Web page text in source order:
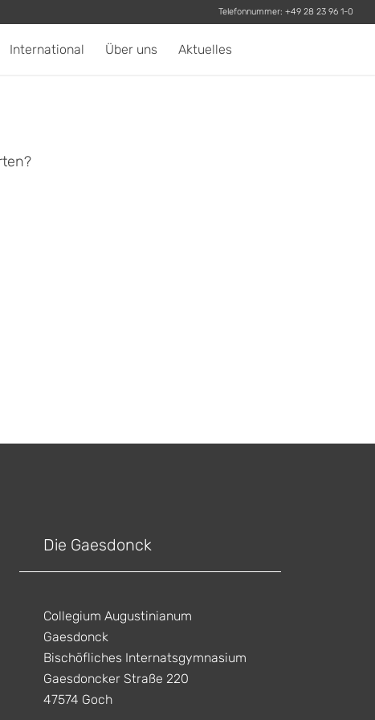
Telefonnummer:+49 28 23 96 1-0
International Über uns Aktuelles
Die Gaesdonck
Collegium Augustinianum
Gaesdonck
Bischöfliches Internatsgymnasium
Gaesdoncker Straße 220
47574 Goch